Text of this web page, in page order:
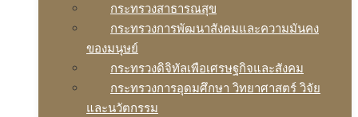
กระทรวงสาธารณสุข
กระทรวงการพัฒนาสังคมและความมันคง
ของมนุษย์
กระทรวงดิจิทัลเพือเศรษฐกิจและสังคม
กระทรวงการอุดมศึกษา วิทยาศาสตร์ วิจัย
และนวัตกรรม